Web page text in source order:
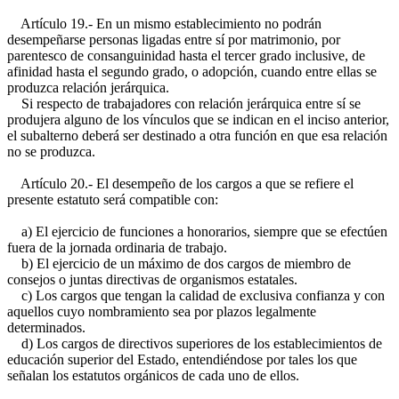
Artículo 19.- En un mismo establecimiento no podrán
desempeñarse personas ligadas entre sí por matrimonio, por
parentesco de consanguinidad hasta el tercer grado inclusive, de
afinidad hasta el segundo grado, o adopción, cuando entre ellas se
produzca relación jerárquica.
Si respecto de trabajadores con relación jerárquica entre sí se
produjera alguno de los vínculos que se indican en el inciso anterior,
el subalterno deberá ser destinado a otra función en que esa relación
no se produzca.
Artículo 20.- El desempeño de los cargos a que se refiere el
presente estatuto será compatible con:
a) El ejercicio de funciones a honorarios, siempre que se efectúen
fuera de la jornada ordinaria de trabajo.
b) El ejercicio de un máximo de dos cargos de miembro de
consejos o juntas directivas de organismos estatales.
c) Los cargos que tengan la calidad de exclusiva confianza y con
aquellos cuyo nombramiento sea por plazos legalmente
determinados.
d) Los cargos de directivos superiores de los establecimientos de
educación superior del Estado, entendiéndose por tales los que
señalan los estatutos orgánicos de cada uno de ellos.